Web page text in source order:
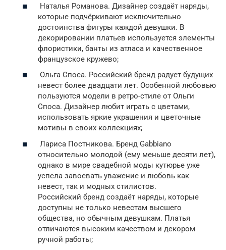
Наталья Романова. Дизайнер создаёт наряды,
которые подчёркивают исключительно
достоинства фигуры каждой девушки. В
декорировании платьев используется элементы
флористики, банты из атласа и качественное
французское кружево;
Ольга Споса. Российский бренд радует будущих
невест более двадцати лет. Особенной любовью
пользуются модели в ретро-стиле от Ольги
Споса. Дизайнер любит играть с цветами,
использовать яркие украшения и цветочные
мотивы в своих коллекциях;
Лариса Постникова. Бренд Gabbiano
относительно молодой (ему меньше десяти лет),
однако в мире свадебной моды кутюрье уже
успела завоевать уважение и любовь как
невест, так и модных стилистов.
Российский бренд создаёт наряды, которые
доступны не только невестам высшего
общества, но обычным девушкам. Платья
отличаются высоким качеством и декором
ручной работы;